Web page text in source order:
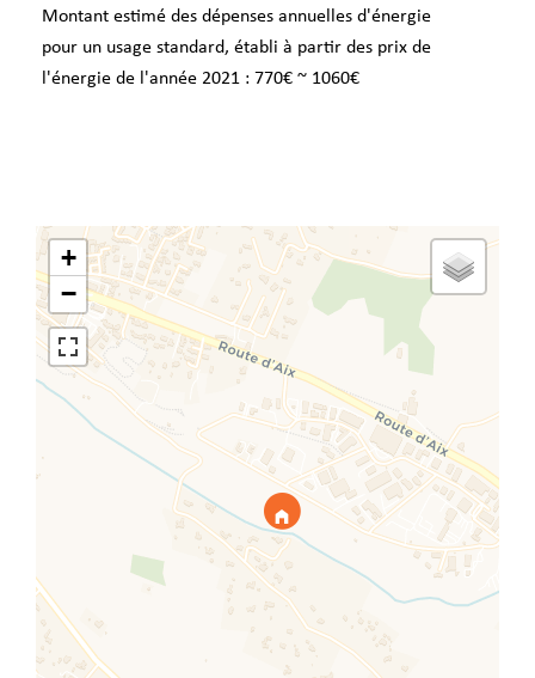
Montant estimé des dépenses annuelles d'énergie
pour un usage standard, établi à partir des prix de
l'énergie de l'année 2021 : 770€ ~ 1060€
+
−